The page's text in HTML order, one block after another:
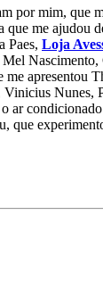
mim, que
que me ajudou
Paes, Loja